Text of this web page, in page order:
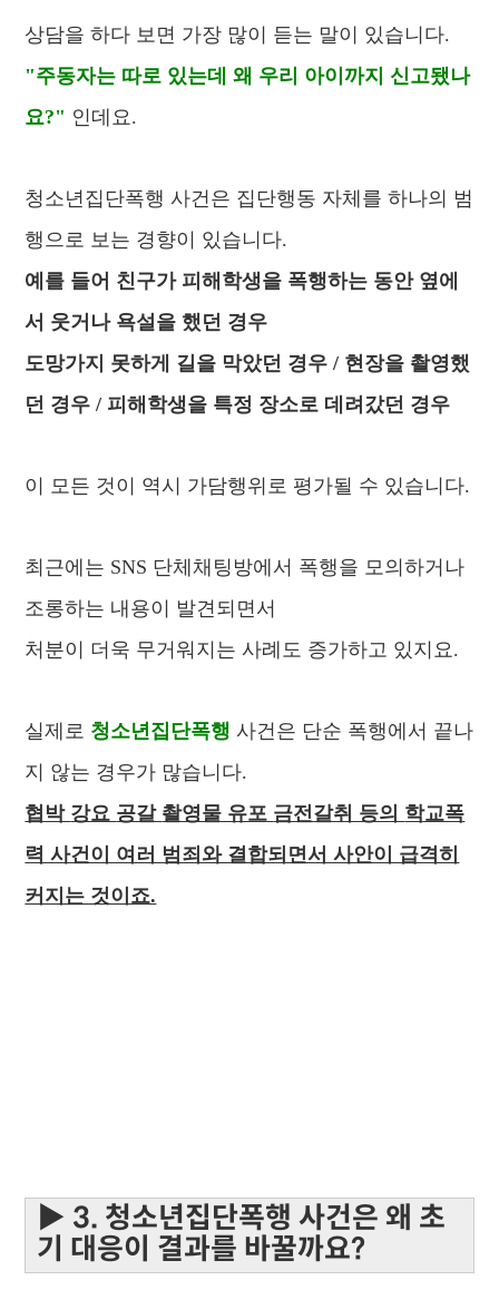
상담을 하다 보면 가장 많이 듣는 말이 있습니다.
"주동자는 따로 있는데 왜 우리 아이까지 신고됐나
요?" 인데요.
청소년집단폭행 사건은 집단행동 자체를 하나의 범
행으로 보는 경향이 있습니다.
예를 들어 친구가 피해학생을 폭행하는 동안 옆에
서 웃거나 욕설을 했던 경우
도망가지 못하게 길을 막았던 경우 / 현장을 촬영했
던 경우 / 피해학생을 특정 장소로 데려갔던 경우
이 모든 것이 역시 가담행위로 평가될 수 있습니다.
최근에는 SNS 단체채팅방에서 폭행을 모의하거나
조롱하는 내용이 발견되면서
처분이 더욱 무거워지는 사례도 증가하고 있지요.
실제로 청소년집단폭행 사건은 단순 폭행에서 끝나
지 않는 경우가 많습니다.
협박 강요 공갈 촬영물 유포 금전갈취 등의 학교폭
력 사건이 여러 범죄와 결합되면서 사안이 급격히
커지는 것이죠.
▶ 3. 청소년집단폭행 사건은 왜 초
기 대응이 결과를 바꿀까요?